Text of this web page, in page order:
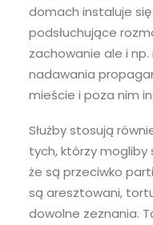
domach instaluje
podsłuchujące
zachowanie ale i np.
nadawania
mieście i poza nim
Służby stosują
tych, którzy mogliby
że są przeciwko
są aresztowani,
dowolne zeznania.